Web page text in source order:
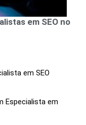
em SEO no
em SEO
Especialista em